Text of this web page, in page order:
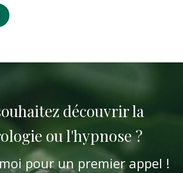
découvrir la
ou l'hypnose ?
pour un premier appel !